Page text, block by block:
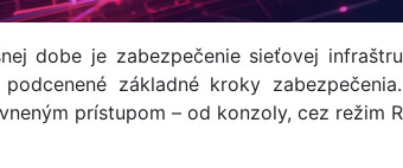
dobe je zabezpečenie sieťovej
podcenené základné kroky
prístupom – od konzoly, cez režim